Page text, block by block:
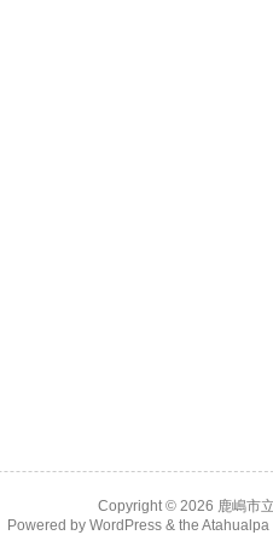
Copyright © 2026 鹿嶋市
Powered by WordPress& the Atahualpa